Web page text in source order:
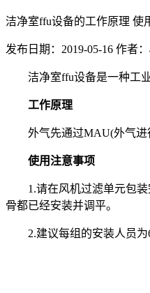
洁净室ffu设备的工作原理 使
发布日期：2019-05-16 作者：
洁净室ffu设备是一种工业
工作原理
外气先通过MAU(外气进行
使用注意事项
1.请在风机过滤单元包装
骨都已经安装并调平。
2.建议每组的安装人员为6